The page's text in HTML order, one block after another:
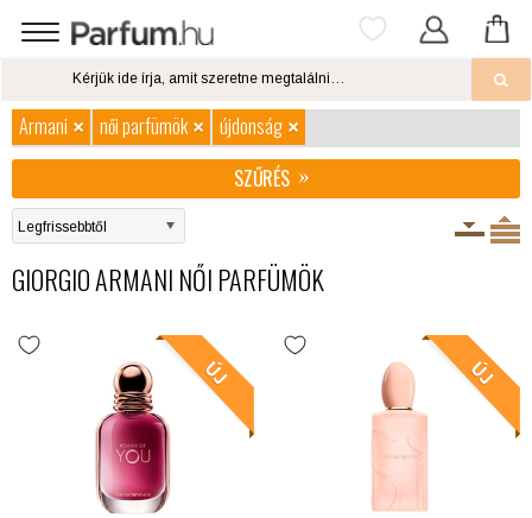
Armani női parfümök
újdonság
SZŰRÉS
GIORGIO ARMANI NŐI PARFÜMÖK